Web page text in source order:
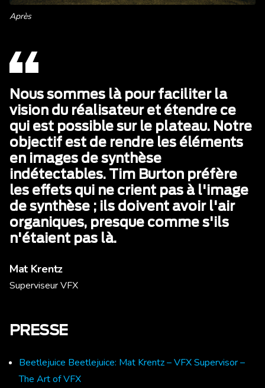
Après
Nous sommes là pour faciliter la
vision du réalisateur et étendre ce
qui est possible sur le plateau. Notre
objectif est de rendre les éléments
en images de synthèse
indétectables. Tim Burton préfère
les effets qui ne crient pas à l'image
de synthèse ; ils doivent avoir l'air
organiques, presque comme s'ils
n'étaient pas là.
Mat Krentz
Superviseur VFX
PRESSE
Beetlejuice Beetlejuice: Mat Krentz – VFX Supervisor –
The Art of VFX